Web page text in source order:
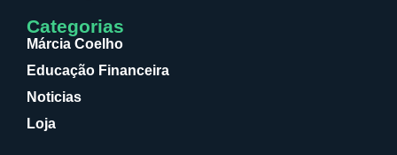
Categorias
Márcia Coelho
Educação Financeira
Noticias
Loja